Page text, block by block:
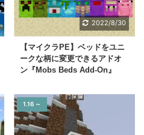
2022/8/30
【マイクラPE】ベッドをユニ
ークな柄に変更できるアドオ
ン『Mobs Beds Add-On』
1.16 ～